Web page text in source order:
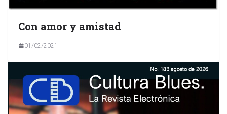
Con amor y amistad
01/02/2021